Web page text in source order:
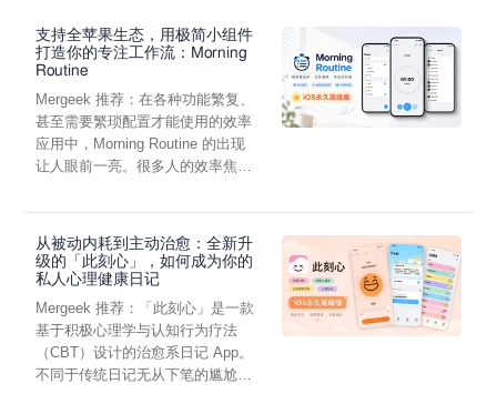
支持全苹果生态，用极简小组件
打造你的专注工作流：Morning
Routine
Mergeek 推荐：在各种功能繁复、
甚至需要繁琐配置才能使用的效率
应用中，Morning Routine 的出现
让人眼前一亮。很多人的效率焦
从被动内耗到主动治愈：全新升
级的「此刻心」，如何成为你的
私人心理健康日记
Mergeek 推荐：「此刻心」是一款
基于积极心理学与认知行为疗法
（CBT）设计的治愈系日记 App。
不同于传统日记无从下笔的尴尬，